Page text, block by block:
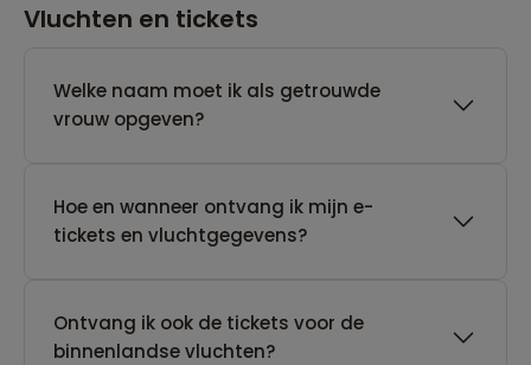
Vluchten en tickets
Welke naam moet ik als getrouwde
vrouw opgeven?
Hoe en wanneer ontvang ik mijn e-
tickets en vluchtgegevens?
Ontvang ik ook de tickets voor de
binnenlandse vluchten?